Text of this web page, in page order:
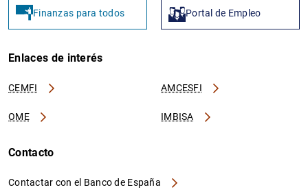
Finanzas para todos Portal de Empleo
Enlaces de interés
CEMFI AMCESFI
OME IMBISA
Contacto
Contactar con el Banco de España